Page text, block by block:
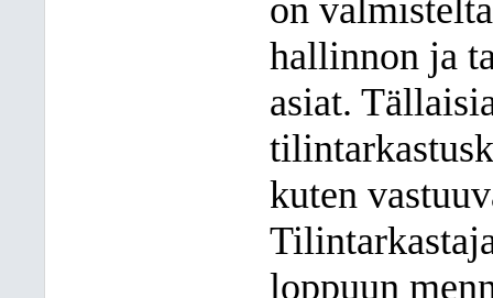
on
hallinnon ja
asiat.
kuten
loppuun